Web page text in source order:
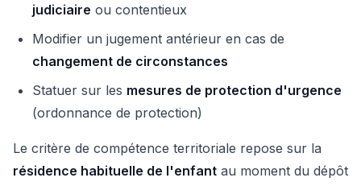
judiciaire ou contentieux
Modifier un jugement antérieur en cas de
changement de circonstances
Statuer sur les mesures de protection d'urgence
(ordonnance de protection)
Le critère de compétence territoriale repose sur la
résidence habituelle de l'enfant au moment du dépôt